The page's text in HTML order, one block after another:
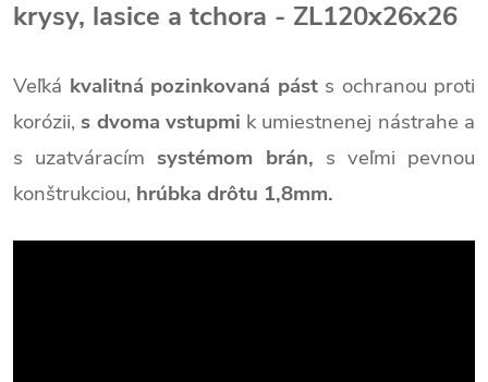
krysy, lasice a tchora - ZL120x26x26
Veľká kvalitná pozinkovaná pásts ochranou proti
korózii,s dvoma vstupmi k umiestnenej nástrahe a
s uzatváracímsystémom brán, s veľmi pevnou
konštrukciou, hrúbka drôtu 1,8mm.